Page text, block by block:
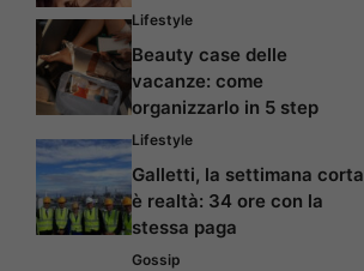
Lifestyle
Beauty case delle
vacanze: come
organizzarlo in 5 step
Lifestyle
Galletti, la settimana corta
è realtà: 34 ore con la
stessa paga
Gossip